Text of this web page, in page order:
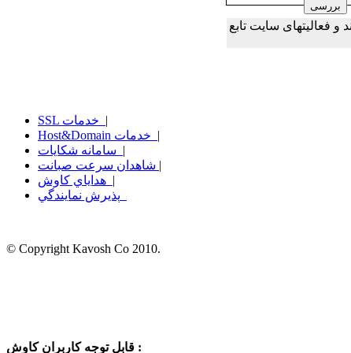
فعالیتهای سایت تابع
|
|
|
|
|
© Copyright Kavosh Co 2010.
قابل توجه کاربران کاوش :